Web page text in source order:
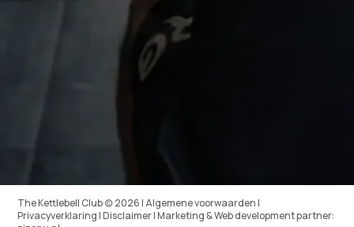
The Kettlebell Club (c) 2026 | Algemene voorwaarden |
Privacyverklaring | Disclaimer | Marketing & Web development partner: